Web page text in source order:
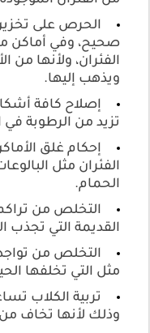
الحرص على
صحيح، وفي أماكن
الفئران، ولأنها من
ويذهب إليها.
إصلاح كافة
تزيد من الرطوبة
إحكام غلق
الفئران مثل
الحمام.
التخلص من
القديمة التي تجذب
التخلص من
مثل التي تخلفها
تربية الكلاب
وذلك لأنها تخاف